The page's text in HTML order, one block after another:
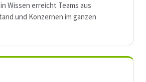
Wissen erreicht Teams aus
und Konzernen im ganzen